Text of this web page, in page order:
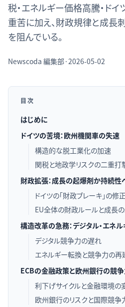
税・エネルギー価格高騰・ド
重苦に加え、財政規律と成長
を阻んでいる。
Newscoda 編集部·2026-05-02
目次
はじめに
ドイツの苦境：欧州機関車の失速
構造的な脱工業化の加速
関税と地政学リスクの二重打
財政拡張：成長の起爆剤か持続性
ドイツの「財政ブレーキ」の修正
EU全体の財政ルールと成長
構造改革の急務：デジタル・エネ
デジタル競争力の遅れ
エネルギー転換と競争力の再
ECBの金融政策と欧州銀行の競
利下げサイクルと金融環境の
欧州銀行のリスクと国際競争